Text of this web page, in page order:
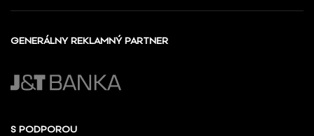
GENERÁLNY REKLAMNÝ PARTNER
S PODPOROU